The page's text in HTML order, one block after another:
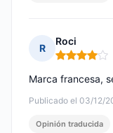
R
Roci
Nota: 4 de 5
Publicado el 03/12/
Marca francesa,
Opinión traducida